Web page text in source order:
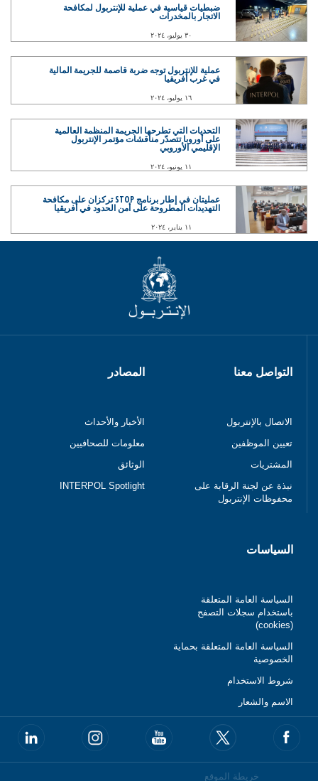
ضبطيات قياسية في عملية للإنتربول لمكافحة
الاتجار بالمخدرات
٣٠ يوليو، ٢٠٢٤
عملية للإنتربول توجه ضربة قاصمة للجريمة المالية
في غرب أفريقيا
١٦ يوليو، ٢٠٢٤
التحديات التي تطرحها الجريمة المنظمة العالمية
على أوروبا تتصدّر مناقشات مؤتمر الإنتربول
الإقليمي الأوروبي
١١ يونيو، ٢٠٢٤
عمليتان في إطار برنامج STOP تركزان على مكافحة
التهديدات المطروحة على أمن الحدود في أفريقيا
١١ يناير، ٢٠٢٤
التواصل معنا
الاتصال بالإنتربول
تعيين الموظفين
المشتريات
نبذة عن لجنة الرقابة على
محفوظات الإنتربول
المصادر
الأخبار والأحداث
معلومات للصحافيين
الوثائق
INTERPOL Spotlight
السياسات
السياسة العامة المتعلقة
باستخدام سجلات التصفح
(cookies)
السياسة العامة المتعلقة بحماية
الخصوصية
شروط الاستخدام
الاسم والشعار
خريطة الموقع